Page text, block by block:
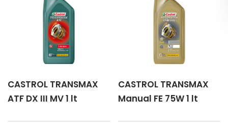
CASTROL TRANSMAX
ATF DX III MV 1 lt
CASTROL TRANSMAX
Manual FE 75W 1 lt